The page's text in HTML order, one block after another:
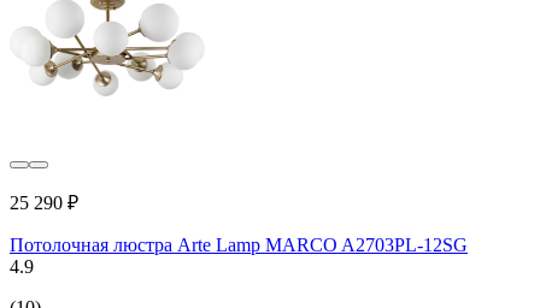
25 290 ₽
Потолочная люстра Arte Lamp MARCO A2703PL-12SG
4.9